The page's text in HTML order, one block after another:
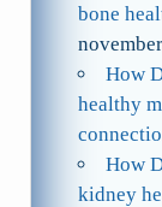
bone
How
healthy
How
kidney